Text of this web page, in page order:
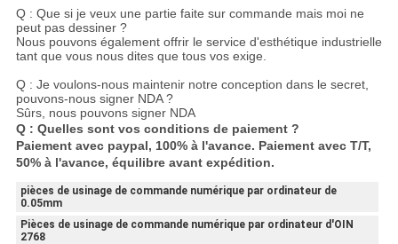
Q : Que si je veux une partie faite sur commande mais moi ne
peut pas dessiner ?
Nous pouvons également offrir le service d'esthétique industrielle
tant que vous nous dites que tous vos exige.
Q : Je voulons-nous maintenir notre conception dans le secret,
pouvons-nous signer NDA ?
Sûrs, nous pouvons signer NDA
Q : Quelles sont vos conditions de paiement ?
Paiement avec paypal, 100% à l'avance. Paiement avec T/T,
50% à l'avance, équilibre avant expédition.
pièces de usinage de commande numérique par ordinateur de
0.05mm
Pièces de usinage de commande numérique par ordinateur d'OIN
2768